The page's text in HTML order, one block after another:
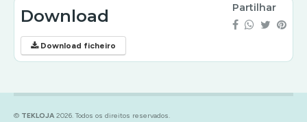
Download
Download ficheiro
Partilhar
© TEKLOJA 2026. Todos os direitos reservados.